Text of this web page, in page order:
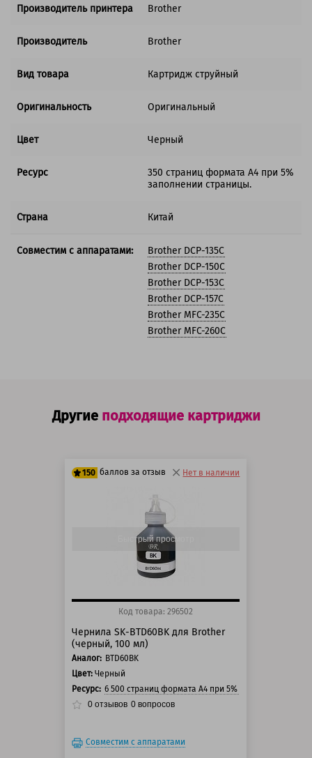
Производитель принтера Brother
Производитель Brother
Вид товара Картридж струйный
Оригинальность Оригинальный
Цвет Черный
Ресурс
350 страниц формата А4 при 5%
заполнении страницы.
Страна Китай
Совместим с аппаратами:
Brother DCP-135C
Brother DCP-150C
Brother DCP-153C
Brother DCP-157C
Brother MFC-235C
Brother MFC-260C
Другие подходящие картриджи
150 баллов за отзыв Нет в наличии
Быстрый просмотр
Код товара: 296502
Чернила SK-BTD60BK для Brother
(черный, 100 мл)
Аналог: BTD60BK
Цвет: Черный
Ресурс: 6 500 страниц формата А4 при 5% заполнении
0 отзывов 0 вопросов
Совместим с аппаратами